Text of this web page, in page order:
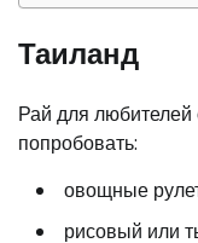
Таиланд
Рай для
попробовать:
овощные
рисовый или